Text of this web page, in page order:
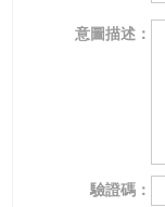
意圖描述：
驗證碼：